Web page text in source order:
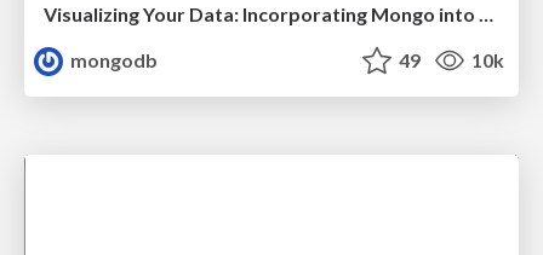
Visualizing Your Data: Incorporating Mongo into Loggly Infrastructure
mongodb
49 10k